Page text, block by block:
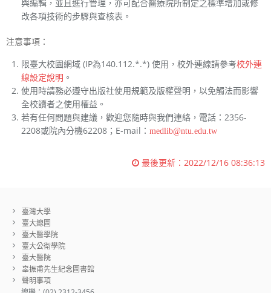
與編輯，並且進行管理，亦可配合醫療院所制定之標準增加或修
改各項技術的步驟與查核表。
注意事項：
限臺大校園網域 (IP為140.112.*.*) 使用，校外連線請參考校外連
線設定說明 。
使用時請務必遵守出版社使用規範及版權聲明，以免觸法而影響
全校讀者之使用權益。
若有任何問題與建議，歡迎您隨時與我們連絡，電話：2356-
2208或院內分機62208；E-mail： medlib@ntu.edu.tw
最後更新： 2022/12/16 08:36:13
臺灣大學
臺大總圖
臺大醫學院
臺大公衛學院
臺大醫院
辜振甫先生紀念圖書館
聲明事項